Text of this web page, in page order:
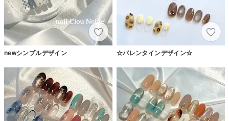
newシンプルデザイン ☆バレンタインデザイン☆